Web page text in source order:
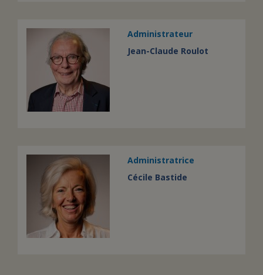
Administrateur
Jean-Claude Roulot
Administratrice
Cécile Bastide